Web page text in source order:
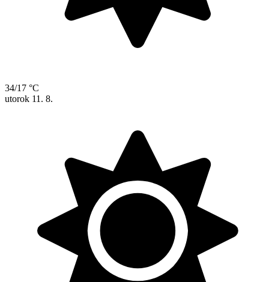
34/17 °C
utorok 11. 8.